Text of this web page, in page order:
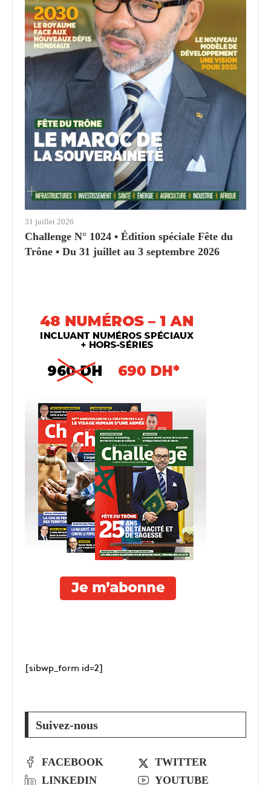
31 juillet 2026
Challenge N° 1024 • Édition spéciale Fête du
Trône • Du 31 juillet au 3 septembre 2026
[sibwp_form id=2]
Suivez-nous
FACEBOOK
TWITTER
LINKEDIN
YOUTUBE